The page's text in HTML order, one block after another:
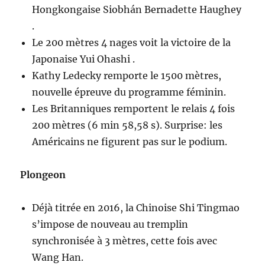
Hongkongaise Siobhán Bernadette Haughey
.
Le 200 mètres 4 nages voit la victoire de la
Japonaise Yui Ohashi .
Kathy Ledecky remporte le 1500 mètres,
nouvelle épreuve du programme féminin.
Les Britanniques remportent le relais 4 fois
200 mètres (6 min 58,58 s). Surprise: les
Américains ne figurent pas sur le podium.
Plongeon
Déjà titrée en 2016, la Chinoise Shi Tingmao
s’impose de nouveau au tremplin
synchronisée à 3 mètres, cette fois avec
Wang Han.